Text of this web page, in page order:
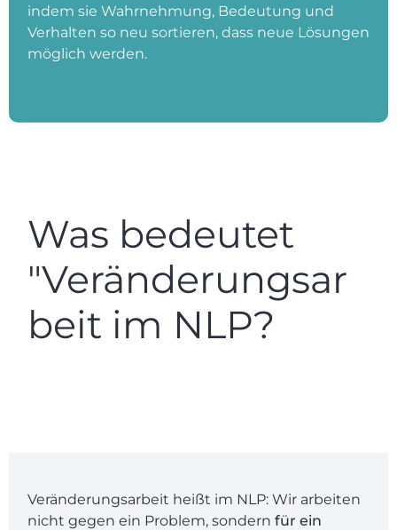
indem sie Wahrnehmung, Bedeutung und
Verhalten so neu sortieren, dass neue Lösungen
möglich werden.
Was bedeutet
"Veränderungsar
beit im NLP?
Veränderungsarbeit heißt im NLP: Wir arbeiten
nicht gegen ein Problem, sondern für ein